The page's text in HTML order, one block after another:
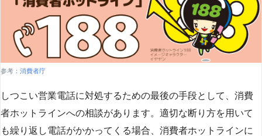
参考： 消費者庁
しつこい営業電話に対処するための最後の手段として、消費
者ホットラインへの相談があります。適切な断り方を用いて
も繰り返し電話がかかってくる場合、消費者ホットラインに